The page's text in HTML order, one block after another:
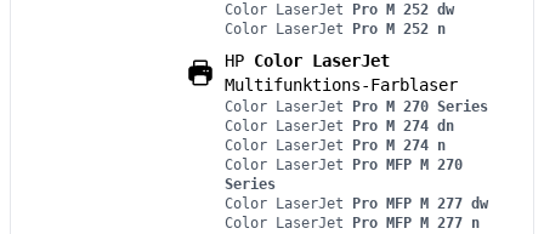
Color LaserJet Pro M 252 dw
Color LaserJet Pro M 252 n
HP Color LaserJet
Multifunktions-Farblaser
Color LaserJet Pro M 270 Series
Color LaserJet Pro M 274 dn
Color LaserJet Pro M 274 n
Color LaserJet Pro MFP M 270
Series
Color LaserJet Pro MFP M 277 dw
Color LaserJet Pro MFP M 277 n